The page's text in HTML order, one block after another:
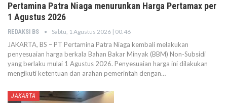
Pertamina Patra Niaga menurunkan Harga Pertamax per
1 Agustus 2026
REDAKSI BS Sabtu, 1 Agustus 2026 | 00.46
JAKARTA, BS – PT Pertamina Patra Niaga kembali melakukan
penyesuaian harga berkala Bahan Bakar Minyak (BBM) Non-Subsidi
yang berlaku mulai 1 Agustus 2026. Penyesuaian harga ini dilakukan
mengikuti ketentuan dan arahan pemerintah dengan…
JAKARTA